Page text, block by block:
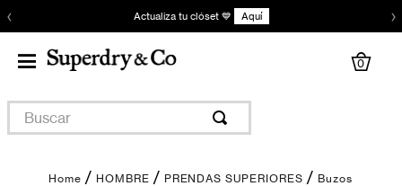
‹ Actualiza tu clóset 💙 Aquí ›
0
Buscar
HOMBRE PRENDAS SUPERIORES
Buzos